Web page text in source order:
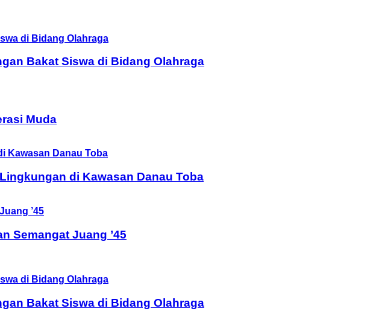
Bakat Siswa di Bidang Olahraga
Muda
di Kawasan Danau Toba
Semangat Juang ’45
Bakat Siswa di Bidang Olahraga